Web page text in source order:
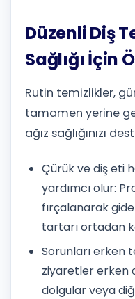
Düzenli Diş
Sağlığı İçin
Rutin temizlikler,
tamamen yerine
ağız sağlığınızı
Çürük ve diş eti
yardımcı olur:
fırçalanarak
tartarı ortadan
Sorunları erken
ziyaretler erken
dolgular veya